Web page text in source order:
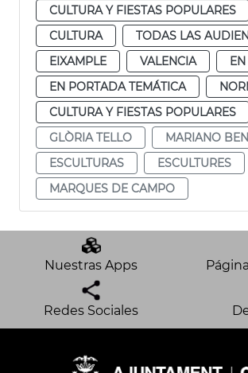
CULTURA Y FIESTAS POPULARES
CULTURA
TODAS LAS
EIXAMPLE
VALENCIA
EN PORTADA TEMÁTICA
CULTURA Y FIESTAS POPULARES
GLÒRIA TELLO
MARIANO
ESCULTURAS
ESCULTURES
MARQUES DE CAMPO
Nuestras Apps
Redes Sociales